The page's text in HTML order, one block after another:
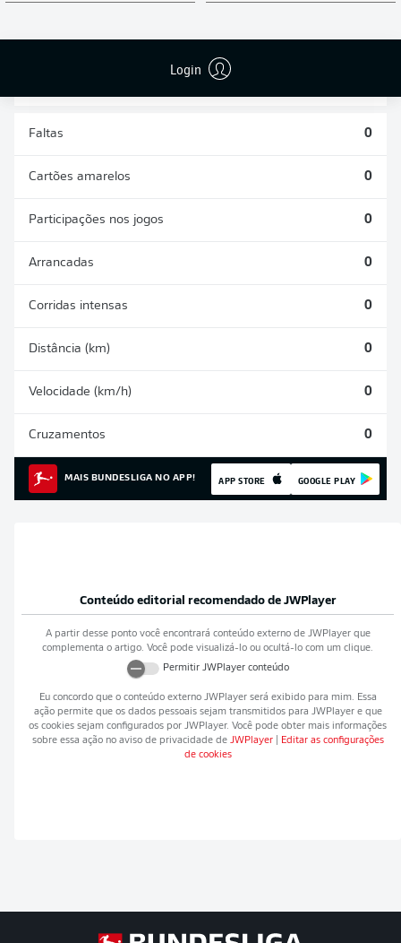
Login
Faltas 0
Cartões amarelos 0
Participações nos jogos 0
Arrancadas 0
Corridas intensas 0
Distância (km) 0
Velocidade (km/h) 0
Cruzamentos 0
MAIS BUNDESLIGA NO APP! APP STORE GOOGLE PLAY
Conteúdo editorial recomendado de JWPlayer
A partir desse ponto você encontrará conteúdo externo de JWPlayerque
complementa o artigo. Você pode visualizá-lo ou ocultá-lo com um clique.
Permitir JWPlayerconteúdo
Eu concordo que o conteúdo externo JWPlayerserá exibido para mim. Essa
ação permite que os dados pessoais sejam transmitidos para JWPlayere que
os cookies sejam configurados por JWPlayer. Você pode obter mais informações
sobre essa ação no aviso de privacidade de JWPlayer
Editar as configurações
de cookies